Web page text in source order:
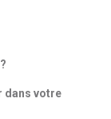
dans votre